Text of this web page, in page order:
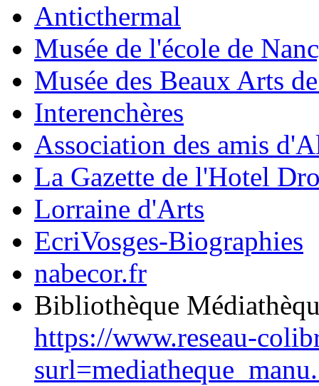
Anticthermal
Musée de l'école de
Musée des Beaux Arts
Interenchères
Association des amis
La Gazette de l'Hotel
Lorraine d'Arts
EcriVosges-Biographies
nabecor.fr
Bibliothèque
https://www.reseau-